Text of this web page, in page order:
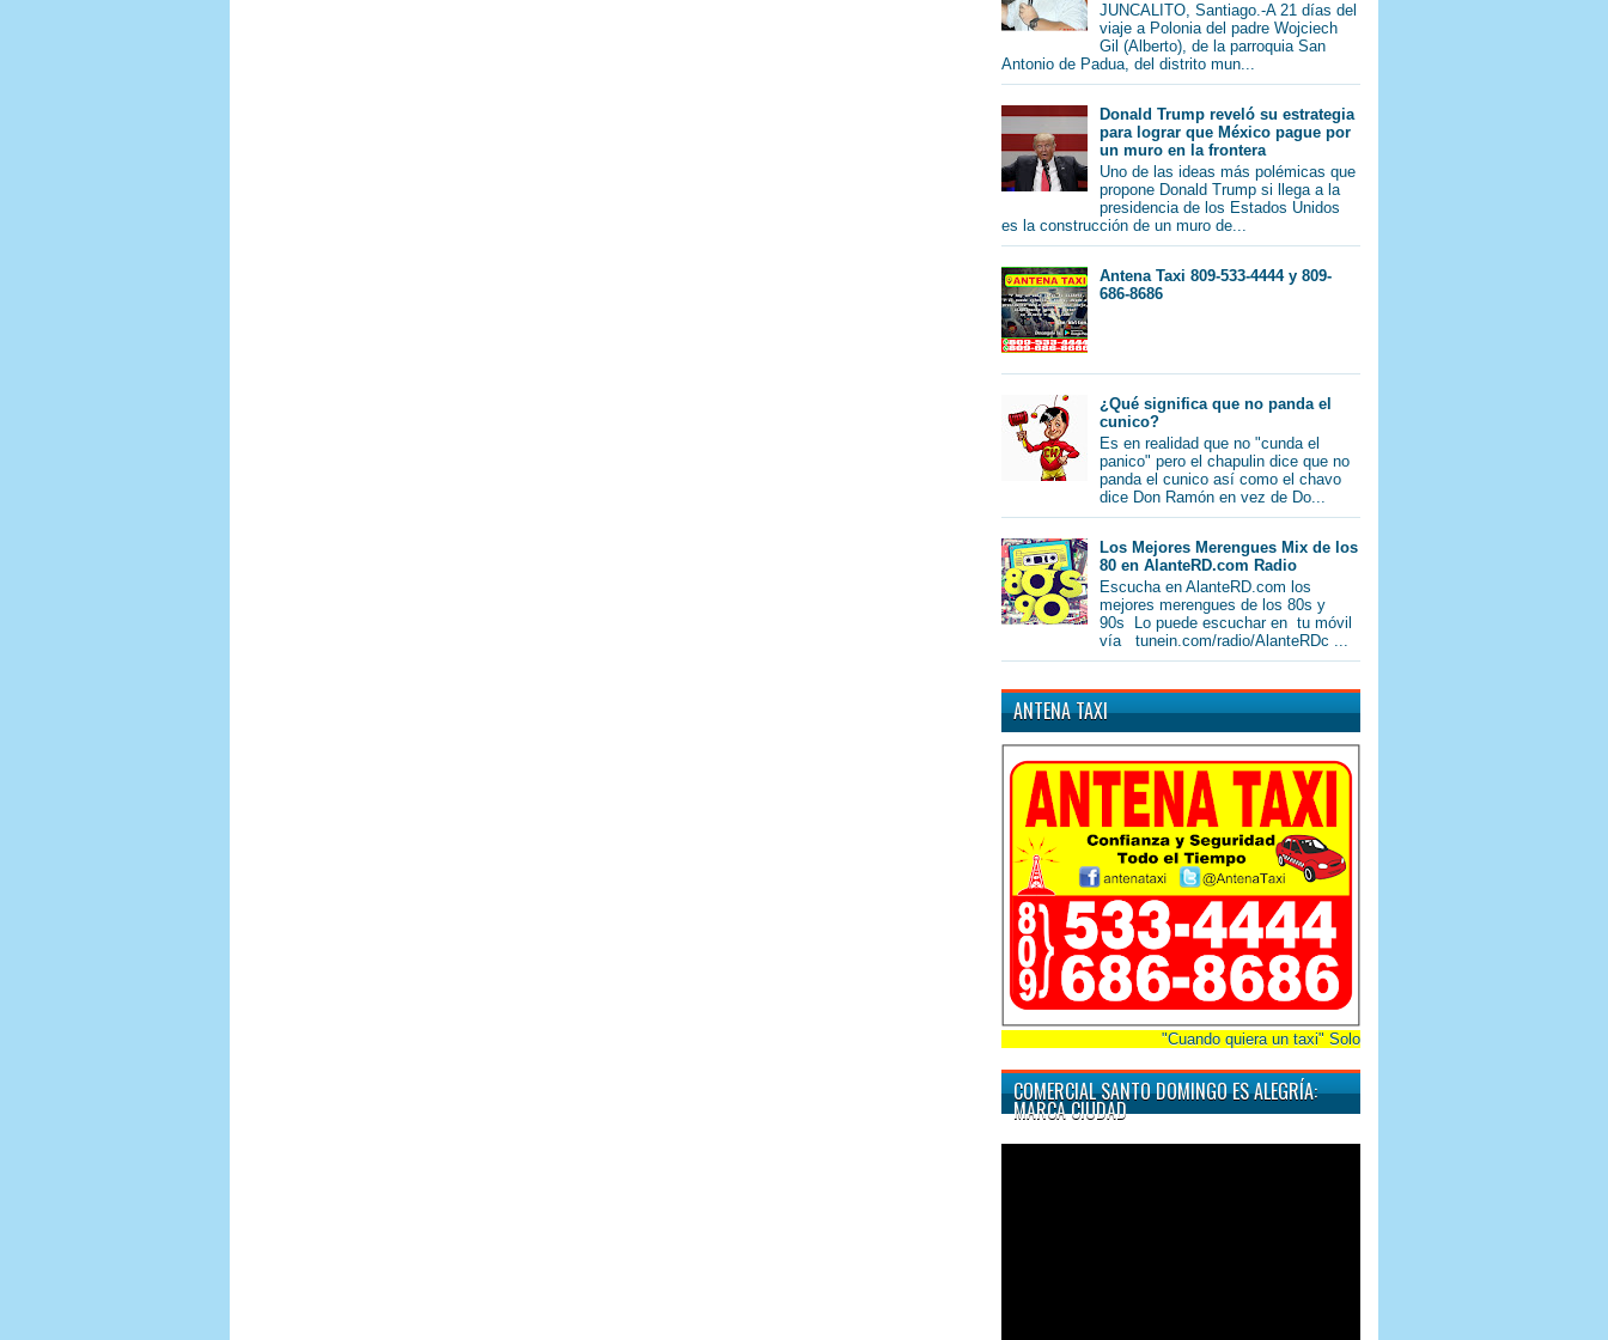
JUNCALITO, Santiago.-A 21 días del
viaje a Polonia del padre Wojciech
Gil (Alberto), de la parroquia San
Antonio de Padua, del distrito mun...
Donald Trump reveló su estrategia
para lograr que México pague por
un muro en la frontera
Uno de las ideas más polémicas que
propone Donald Trump si llega a la
presidencia de los Estados Unidos
es la construcción de un muro de...
Antena Taxi 809-533-4444 y 809-
686-8686
¿Qué significa que no panda el
cunico?
Es en realidad que no "cunda el
panico" pero el chapulin dice que no
panda el cunico así como el chavo
dice Don Ramón en vez de Do...
Los Mejores Merengues Mix de los
80 en AlanteRD.com Radio
Escucha en AlanteRD.com los
mejores merengues de los 80s y
90s Lo puede escuchar en tu móvil
vía tunein.com/radio/AlanteRDc ...
ANTENA TAXI
"Cuando quiera un taxi" Solo tiene que marcar 809-686-8686 o 809-533-
COMERCIAL SANTO DOMINGO ES ALEGRÍA:
MARCA CIUDAD